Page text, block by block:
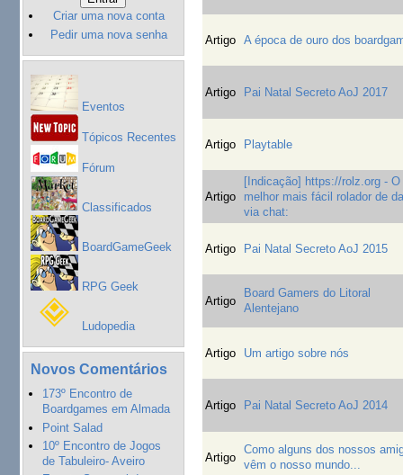
Criar uma nova conta
Pedir uma nova senha
Eventos
Tópicos Recentes
Fórum
Classificados
BoardGameGeek
RPG Geek
Ludopedia
Novos Comentários
173º Encontro de
Boardgames em Almada
Point Salad
10º Encontro de Jogos
de Tabuleiro- Aveiro
Artigo A época de ouro dos
Artigo Pai Natal Secreto AoJ 2017
Artigo Playtable
Artigo
[Indicação] https://rolz.org - O
melhor mais fácil rolador de
via chat:
Artigo Pai Natal Secreto AoJ 2015
Artigo
Board Gamers do Litoral
Alentejano
Artigo Um artigo sobre nós
Artigo Pai Natal Secreto AoJ 2014
Artigo
Como alguns dos nossos
vêm o nosso mundo...